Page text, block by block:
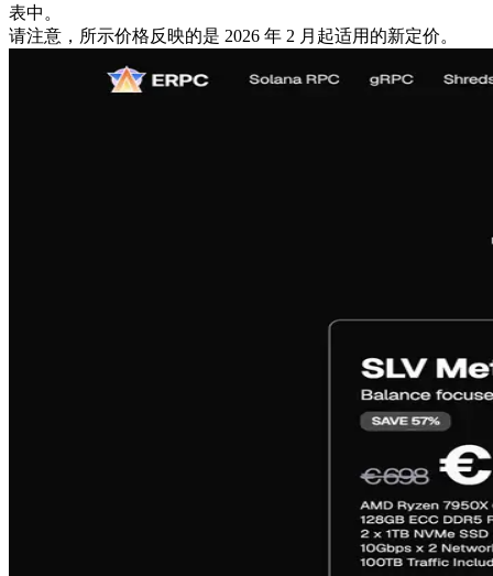
表中。
请注意，所示价格反映的是 2026 年 2 月起适用的新定价。